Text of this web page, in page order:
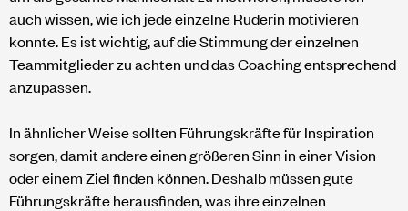
auch wissen, wie ich jede einzelne Ruderin motivieren
konnte. Es ist wichtig, auf die Stimmung der einzelnen
Teammitglieder zu achten und das Coaching entsprechend
anzupassen.
In ähnlicher Weise sollten Führungskräfte für Inspiration
sorgen, damit andere einen größeren Sinn in einer Vision
oder einem Ziel finden können. Deshalb müssen gute
Führungskräfte herausfinden, was ihre einzelnen